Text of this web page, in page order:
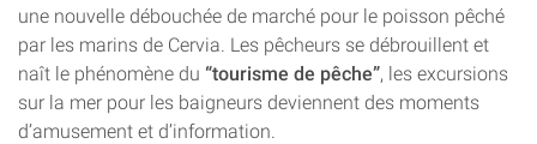
une nouvelle débouchée de marché pour le poisson pêché
par les marins de Cervia. Les pêcheurs se débrouillent et
naît le phénomène du “tourisme de pêche”, les excursions
sur la mer pour les baigneurs deviennent des moments
d’amusement et d’information.